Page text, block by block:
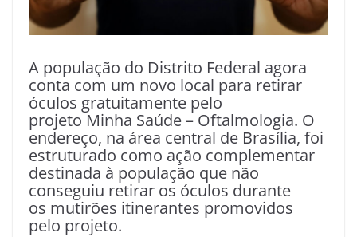
A população do Distrito Federal agora
conta com um novo local para retirar
óculos gratuitamente pelo
projeto Minha Saúde – Oftalmologia. O
endereço, na área central de Brasília, foi
estruturado como ação complementar
destinada à população que não
conseguiu retirar os óculos durante
os mutirões itinerantes promovidos
pelo projeto.